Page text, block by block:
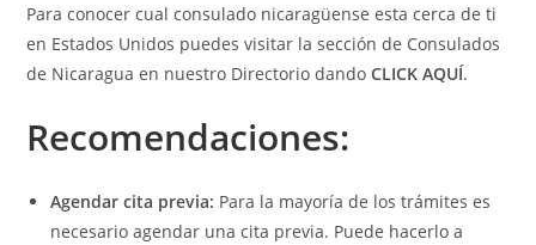
Para conocer cual consulado nicaragüense esta cerca de ti
en Estados Unidos puedes visitar la sección de Consulados
de Nicaragua en nuestro Directorio dandoCLICK AQUÍ.
Recomendaciones:
Agendar cita previa: Para la mayoría de los trámites es
necesario agendar una cita previa. Puede hacerlo a